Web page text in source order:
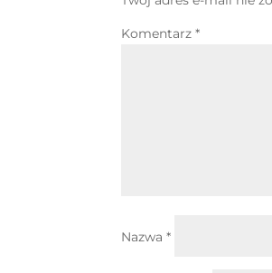
Komentarz*
Nazwa*